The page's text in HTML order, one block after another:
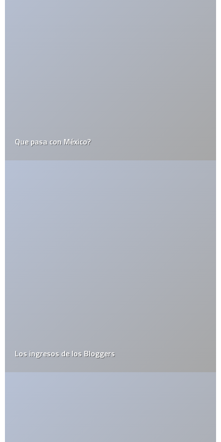
El tiempo se congela en el resto del mundo
Prueba de inmunidad para regresar a trabajar en Italia